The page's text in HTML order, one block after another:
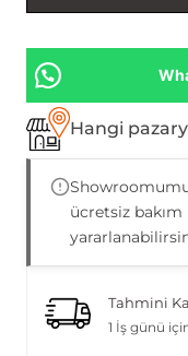
Hangi
ücretsiz
Tahmini
1 İş günü